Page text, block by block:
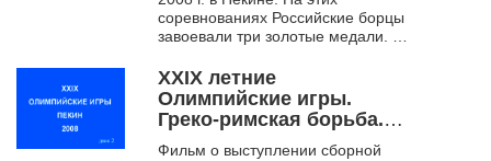
соревнованиях Российские борцы
завоевали три золотые медали. В
поддержки из г. Бердска в
составе...
XXIX летние
Олимпийские игры.
Греко-римская борьба.
Пекин. 2008. Ч. 2
Фильм о выступлении сборной